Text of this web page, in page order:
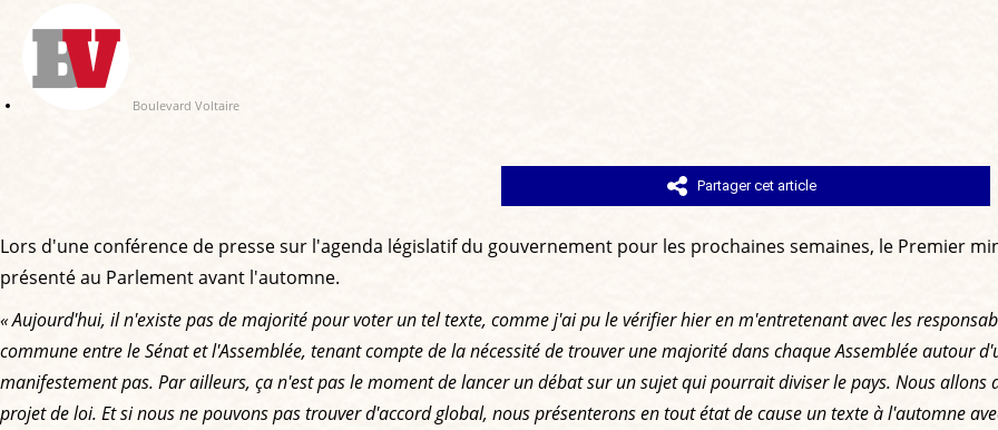
Boulevard Voltaire
Partager cet article
Lors d'une conférence de presse sur l'agenda législatif du gouvernement pour les prochaines semaines, le Premier
présenté au Parlement avant l'automne.
« Aujourd'hui, il n'existe pas de majorité pour voter un tel texte, comme j'ai pu le vérifier hier en m'entretenant avec les
commune entre le Sénat et l'Assemblée, tenant compte de la nécessité de trouver une majorité dans chaque Assemblée autour
manifestement pas. Par ailleurs, ça n'est pas le moment de lancer un débat sur un sujet qui pourrait diviser le pays. Nous
projet de loi. Et si nous ne pouvons pas trouver d'accord global, nous présenterons en tout état de cause un texte à l'automne